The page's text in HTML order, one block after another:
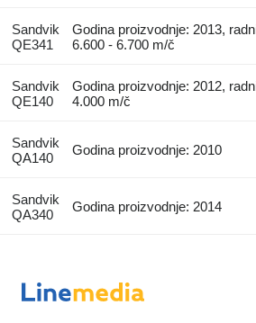
Sandvik
QE341
Godina proizvodnje: 2013,
6.600 - 6.700 m/č
Sandvik
QE140
Godina proizvodnje: 2012,
4.000 m/č
Sandvik
QA140
Godina proizvodnje: 2010
Sandvik
QA340
Godina proizvodnje: 2014